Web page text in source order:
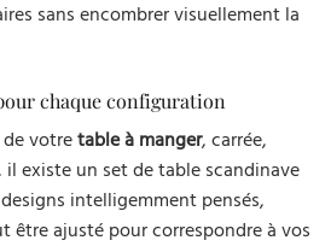
sans encombrer visuellement la
chaque configuration
votretable à manger, carrée,
existe un set de table scandinave
intelligemment pensés,
être ajusté pour correspondre à vos